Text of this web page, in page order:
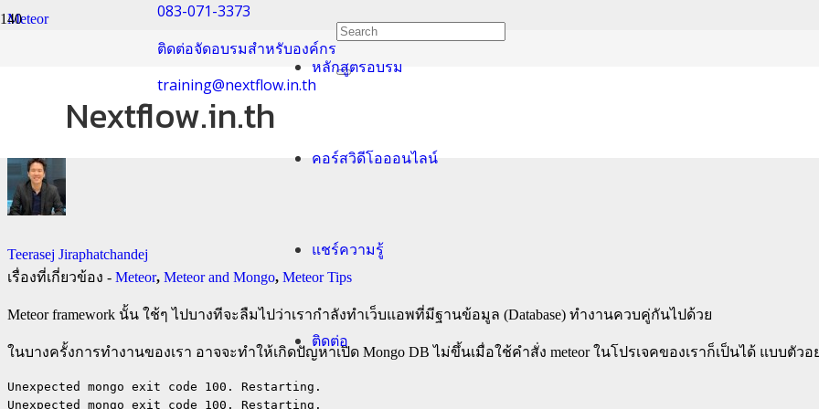
083-071-3373
ติดต่อจัดอบรมสำหรับองค์กร
training@nextflow.in.th
Nextflow.in.th
หลักสูตรอบรม
คอร์สวิดีโอออนไลน์
แชร์ความรู้
ติดต่อ
Meteor
Meteor framework: วิธีแก้ปัญหา Mongo Exit
Teerasej Jiraphatchandej
เรื่องที่เกี่ยวข้อง - Meteor, Meteor and Mongo, Meteor Tips
Meteor framework นั้น ใช้ๆ ไปบางทีจะลืมไปว่าเรากำลังทำเว็บแอพที่มีฐานข้อมูล (Database) ทำงานควบคู่กันไปด้วย
ในบางครั้งการทำงานของเรา อาจจะทำให้เกิดปัญหาเปิด Mongo DB ไม่ขึ้นเมื่อใช้คำสั่ง meteor ในโปรเจคของเราก็เป็นได้ แบบตัว
Unexpected mongo exit code 100. Restarting.
Unexpected mongo exit code 100. Restarting.